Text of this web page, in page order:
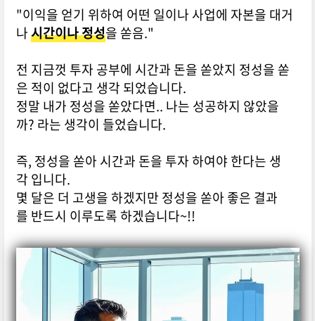
"이익을 얻기 위하여 어떤 일이나 사업에 자본을 대거
나시간이나 정성을 쏟음."
전 지금껏 투자 공부에 시간과 돈을 쏟았지 정성을 쏟
은 적이 없다고 생각 되었습니다.
정말 내가 정성을 쏟았다면.. 나는 성공하지 않았을
까? 라는 생각이 들었습니다.
즉, 정성을 쏟아 시간과 돈을 투자 하여야 한다는 생
각 입니다.
몇 달은 더 고생을 하겠지만 정성을 쏟아 좋은 결과
를 반드시 이루도록 하겠습니다~!!